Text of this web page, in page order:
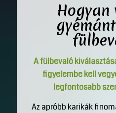
Hogyan
A fülbevaló
figyelembe kell
legfontosabb
Az apróbb karikák